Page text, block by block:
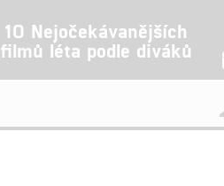
10 Nejočekávanějších
filmů léta podle diváků